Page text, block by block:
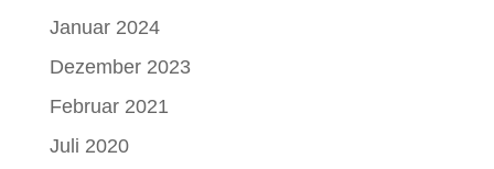
Januar 2024
Dezember 2023
Februar 2021
Juli 2020